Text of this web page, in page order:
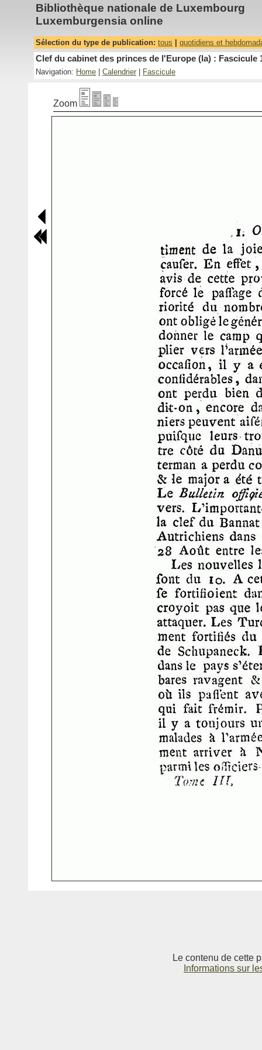
Bibliothèque nationale de Luxembourg
Luxemburgensia online
Sélection du type de publication: tous quotidiens et
Clef du cabinet des princes de l'Europe (la) : Fascicule
Navigation: Home Calendrier Fascicule
Zoom
Le contenu de cette
Informations sur